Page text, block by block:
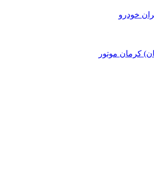
خودرو
کرمان موتور